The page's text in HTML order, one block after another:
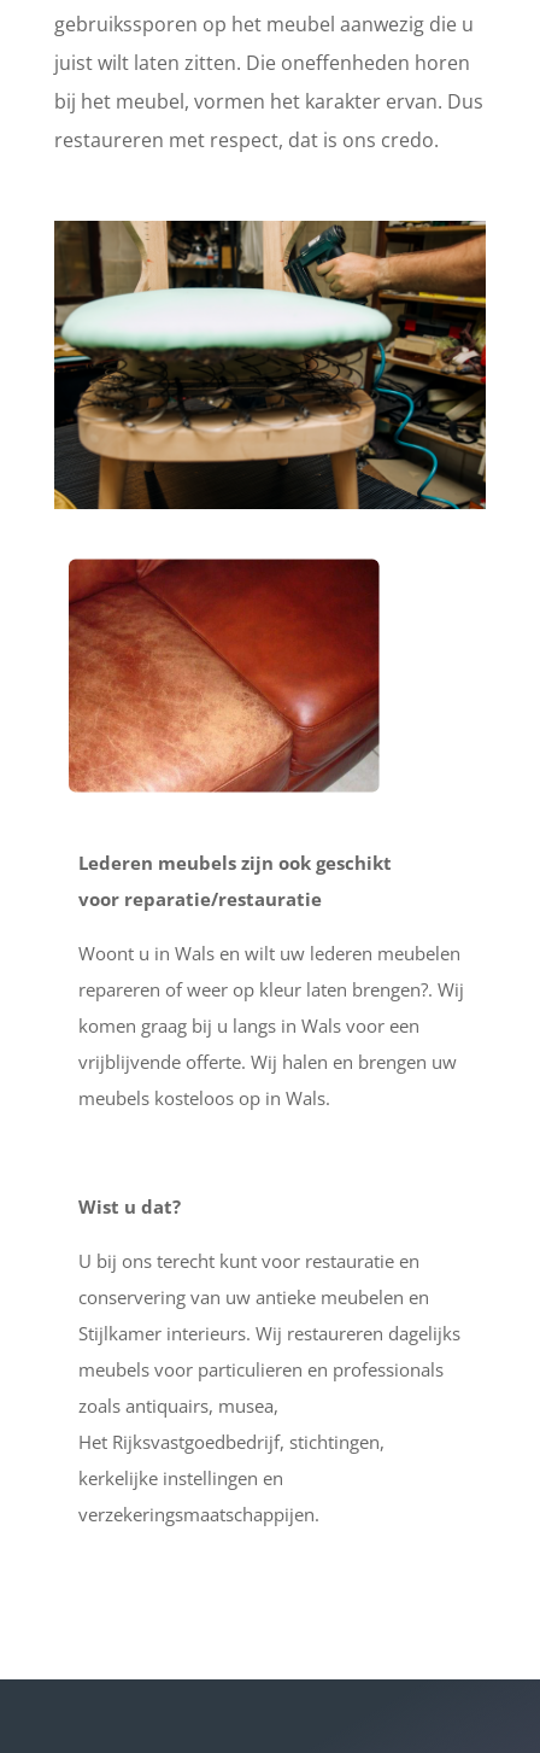
gebruikssporen op het meubel aanwezig die u
juist wilt laten zitten. Die oneffenheden horen
bij het meubel, vormen het karakter ervan. Dus
restaureren met respect, dat is ons credo.
Lederen meubels zijn ook geschikt
voor reparatie/restauratie
Woont u in Wals en wilt uw lederen meubelen
repareren of weer op kleur laten brengen?. Wij
komen graag bij u langs in Wals voor een
vrijblijvende offerte. Wij halen en brengen uw
meubels kosteloos op in Wals.
Wist u dat?
U bij ons terecht kunt voor restauratie en
conservering van uw antieke meubelen en
Stijlkamer interieurs. Wij restaureren dagelijks
meubels voor particulieren en professionals
zoals antiquairs, musea,
Het Rijksvastgoedbedrijf, stichtingen,
kerkelijke instellingen en
verzekeringsmaatschappijen.